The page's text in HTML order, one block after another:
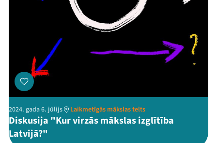
2024. gada 6. jūlijs Laikmetīgās mākslas telts
Diskusija "Kur virzās mākslas izglītība
Latvijā?"